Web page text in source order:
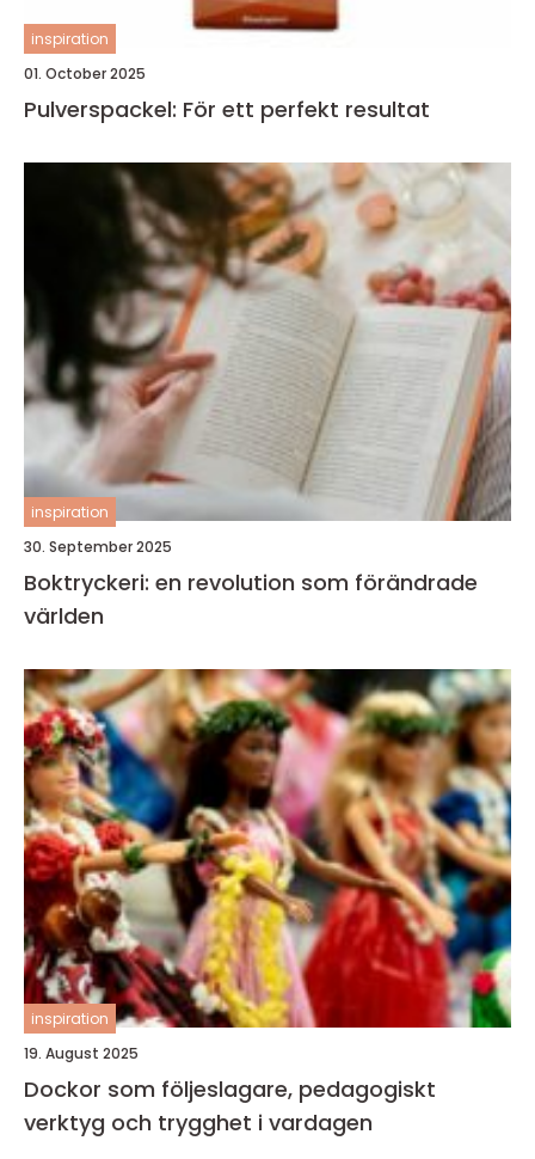
inspiration
01. October 2025
Pulverspackel: För ett perfekt resultat
inspiration
30. September 2025
Boktryckeri: en revolution som förändrade
världen
inspiration
19. August 2025
Dockor som följeslagare, pedagogiskt
verktyg och trygghet i vardagen